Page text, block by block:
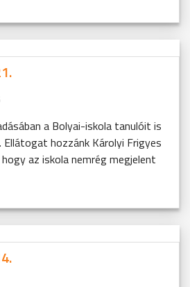
a Bolyai-iskola tanulóit is
Ellátogat hozzánk Károlyi Frigyes
az iskola nemrég megjelent